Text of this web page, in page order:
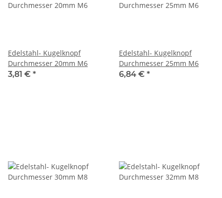
Edelstahl- Kugelknopf
Durchmesser 20mm M6
3,81 € *
Edelstahl- Kugelknopf
Durchmesser 25mm M6
6,84 € *